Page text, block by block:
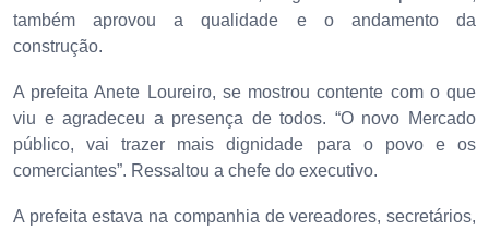
também aprovou a qualidade e o andamento da
construção.
A prefeita Anete Loureiro, se mostrou contente com o que
viu e agradeceu a presença de todos. “O novo Mercado
público, vai trazer mais dignidade para o povo e os
comerciantes”. Ressaltou a chefe do executivo.
A prefeita estava na companhia de vereadores, secretários,